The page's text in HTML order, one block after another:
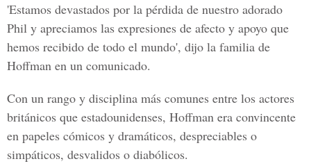
'Estamos devastados por la pérdida de nuestro adorado
Phil y apreciamos las expresiones de afecto y apoyo que
hemos recibido de todo el mundo', dijo la familia de
Hoffman en un comunicado.
Con un rango y disciplina más comunes entre los actores
británicos que estadounidenses, Hoffman era convincente
en papeles cómicos y dramáticos, despreciables o
simpáticos, desvalidos o diabólicos.